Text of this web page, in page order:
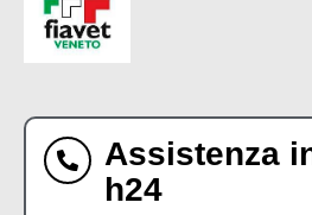
Assistenza
h24